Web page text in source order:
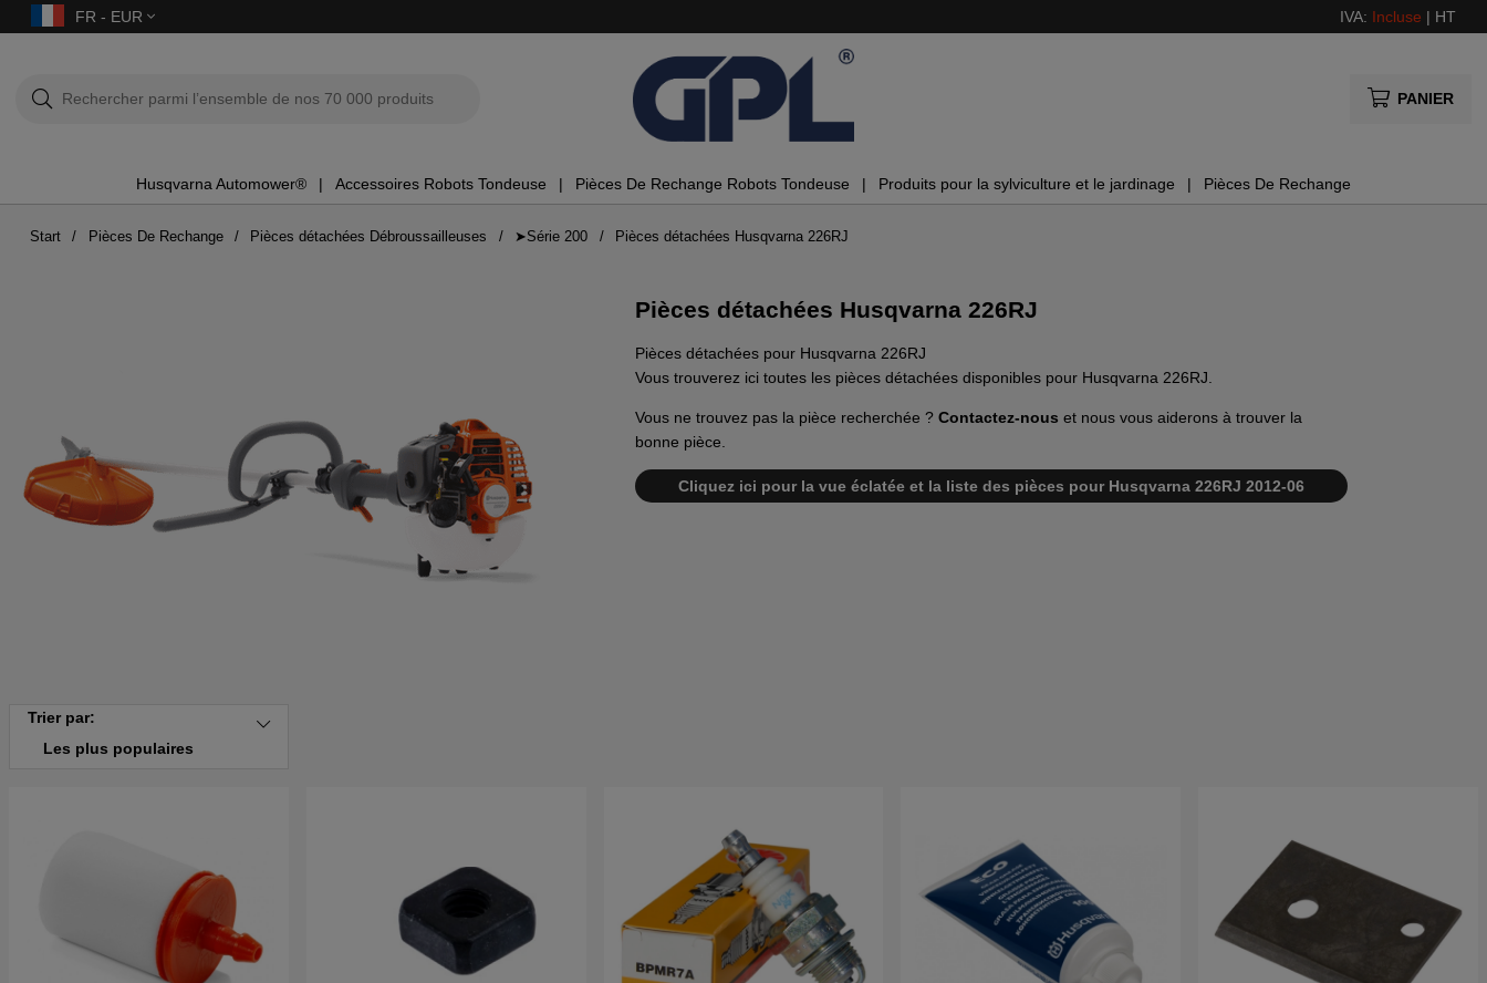
FR - EUR IVA: Incluse | HT
PANIER
Husqvarna Automower® Accessoires Robots Tondeuse Pièces De Rechange Robots Tondeuse Produits pour la sylviculture et le jardinage Pièces De Rechange
Start Pièces De Rechange Pièces détachées Débroussailleuses ➤Série 200 Pièces détachées Husqvarna 226RJ
Pièces détachées Husqvarna 226RJ
Pièces détachées pour Husqvarna 226RJ
Vous trouverez ici toutes les pièces détachées disponibles pour Husqvarna 226RJ.
Vous ne trouvez pas la pièce recherchée ? Contactez-nous et nous vous aiderons à trouver la
bonne pièce.
Cliquez ici pour la vue éclatée et la liste des pièces pour Husqvarna 226RJ 2012-06
Trier par:
Les plus populaires